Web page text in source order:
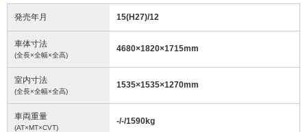
発売年月 15(H27)/12
車体寸法
(全長×全幅×全高)
4680×1820×1715mm
室内寸法
(全長×全幅×全高)
1535×1535×1270mm
車両重量
(AT×MT×CVT)
-/-/1590kg